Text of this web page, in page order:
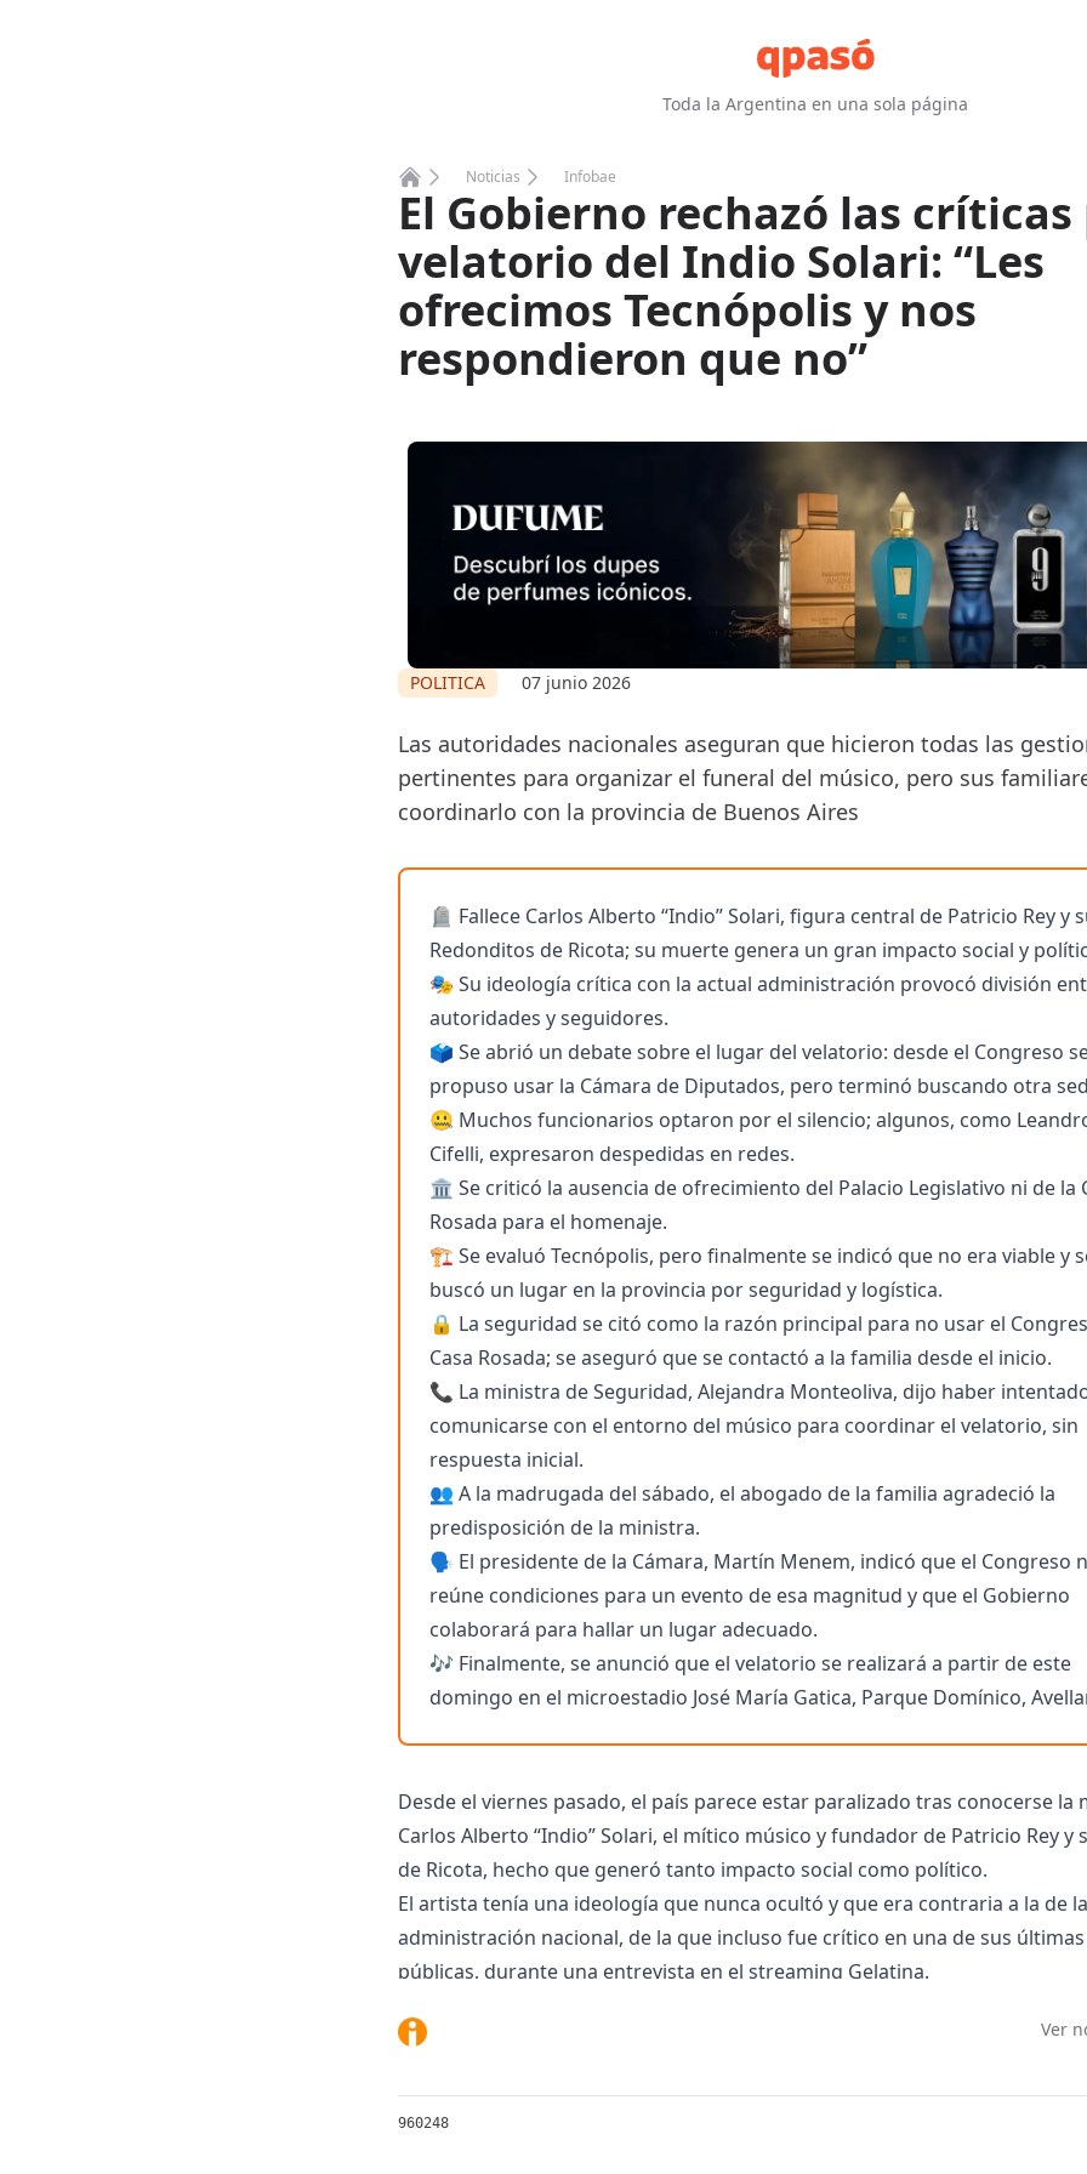
Toda la Argentina en una sola página
Home
Noticias Infobae
El Gobierno rechazó las críticas
velatorio del Indio Solari: “Les
ofrecimos Tecnópolis y nos
respondieron que no”
POLITICA 07 junio 2026
Las autoridades nacionales aseguran que hicieron todas las
pertinentes para organizar el funeral del músico, pero sus
coordinarlo con la provincia de Buenos Aires
🪦 Fallece Carlos Alberto “Indio” Solari, figura central de Patricio Rey y
Redonditos de Ricota; su muerte genera un gran impacto social y
🎭 Su ideología crítica con la actual administración provocó división
autoridades y seguidores.
🗳️ Se abrió un debate sobre el lugar del velatorio: desde el Congreso
propuso usar la Cámara de Diputados, pero terminó buscando otra
🤐 Muchos funcionarios optaron por el silencio; algunos, como
Cifelli, expresaron despedidas en redes.
🏛️ Se criticó la ausencia de ofrecimiento del Palacio Legislativo ni de la
Rosada para el homenaje.
🏗️ Se evaluó Tecnópolis, pero finalmente se indicó que no era viable y
buscó un lugar en la provincia por seguridad y logística.
🔒 La seguridad se citó como la razón principal para no usar el
Casa Rosada; se aseguró que se contactó a la familia desde el inicio.
📞 La ministra de Seguridad, Alejandra Monteoliva, dijo haber
comunicarse con el entorno del músico para coordinar el velatorio, sin
respuesta inicial.
👥 A la madrugada del sábado, el abogado de la familia agradeció la
predisposición de la ministra.
🗣️ El presidente de la Cámara, Martín Menem, indicó que el Congreso
reúne condiciones para un evento de esa magnitud y que el Gobierno
colaborará para hallar un lugar adecuado.
🎶 Finalmente, se anunció que el velatorio se realizará a partir de este
domingo en el microestadio José María Gatica, Parque Domínico,
Desde el viernes pasado, el país parece estar paralizado tras conocerse la
Carlos Alberto “Indio” Solari, el mítico músico y fundador de Patricio Rey y
de Ricota, hecho que generó tanto impacto social como político.
El artista tenía una ideología que nunca ocultó y que era contraria a la de
administración nacional, de la que incluso fue crítico en una de sus
públicas, durante una entrevista en el streaming Gelatina.
todos fueron como ‘El Flautista de Hamelin’ y vamos a traer al enano de la
Ver
960248